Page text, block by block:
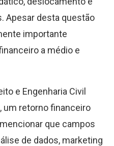
Apesar desta questão
importante
a médio e
e Engenharia Civil
um retorno financeiro
que campos
de dados, marketing